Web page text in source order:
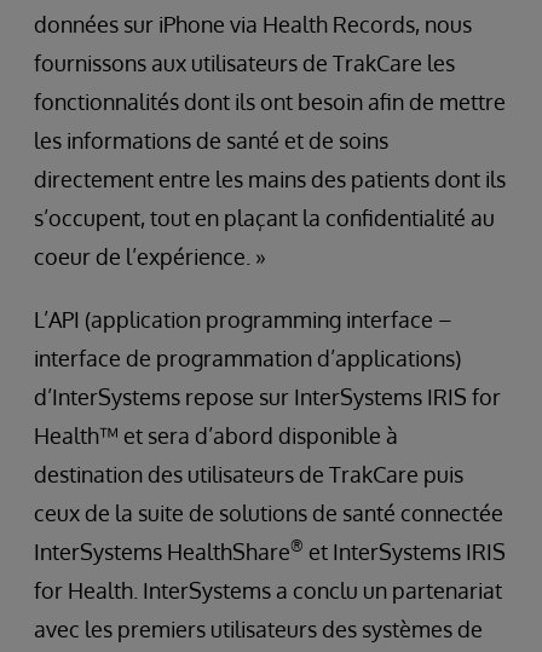
données sur iPhone via Health Records, nous
fournissons aux utilisateurs de TrakCare les
fonctionnalités dont ils ont besoin afin de mettre
les informations de santé et de soins
directement entre les mains des patients dont ils
s’occupent, tout en plaçant la confidentialité au
coeur de l’expérience. »
L’API (application programming interface –
interface de programmation d’applications)
d’InterSystems repose sur InterSystems IRIS for
Health™ et sera d’abord disponible à
destination des utilisateurs de TrakCare puis
ceux de la suite de solutions de santé connectée
InterSystems HealthShare® et InterSystems IRIS
for Health. InterSystems a conclu un partenariat
avec les premiers utilisateurs des systèmes de